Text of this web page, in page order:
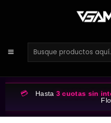
💳 Hasta 3 cuotas sin